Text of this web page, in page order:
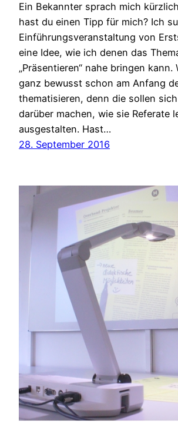
Ein Bekannter sprach mich
hast du einen Tipp für mich? Ich
Einführungsveranstaltung von
eine Idee, wie ich denen das
„Präsentieren“ nahe bringen kann.
ganz bewusst schon am Anfang
thematisieren, denn die sollen
darüber machen, wie sie Referate
ausgestalten. Hast…
28. September 2016